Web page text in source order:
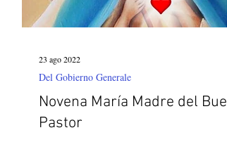
Novena María Madre del Buen
Pastor
Del Gobierno Generale
23 ago 2022